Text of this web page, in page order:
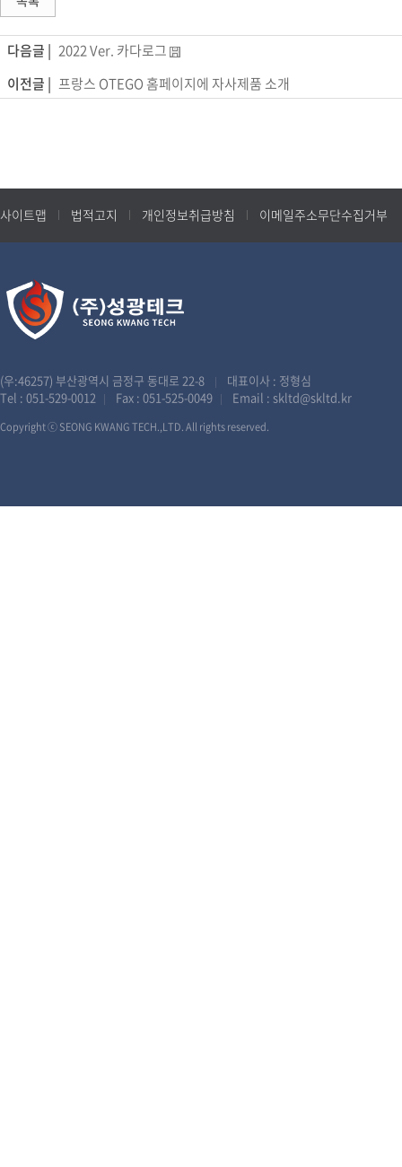
다음글 | 2022 Ver. 카다로그
이전글 | 프랑스 OTEGO 홈페이지에 자사제품 소개
사이트맵 법적고지 개인정보취급방침 이메일주소무단수집거부
(우:46257) 부산광역시 금정구 동대로 22-8 |
대표이사 : 정형심
Tel : 051-529-0012 | Fax : 051-525-0049 | Email : skltd@skltd.kr
Copyright ⓒ SEONG KWANG TECH.,LTD. All rights reserved.